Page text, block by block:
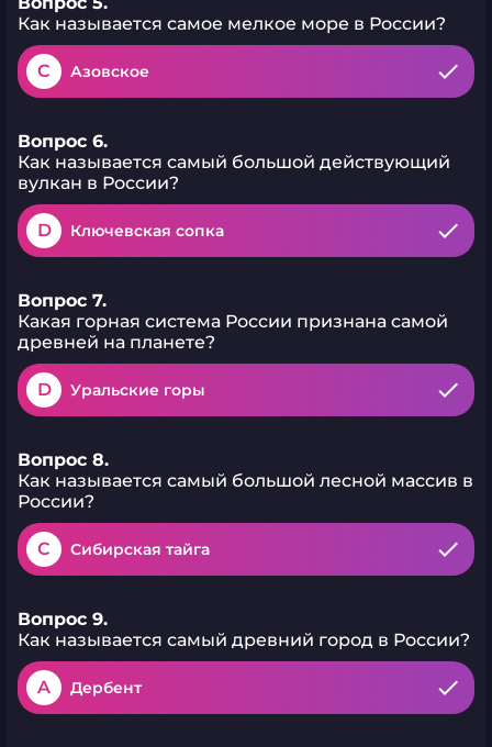
Как называется самое мелкое море в России?
C Азовское
Вопрос 6.
Как называется самый большой действующий
вулкан в России?
D Ключевская сопка
Вопрос 7.
Какая горная система России признана самой
древней на планете?
D Уральские горы
Вопрос 8.
Как называется самый большой лесной массив в
России?
C Сибирская тайга
Вопрос 9.
Как называется самый древний город в России?
A Дербент